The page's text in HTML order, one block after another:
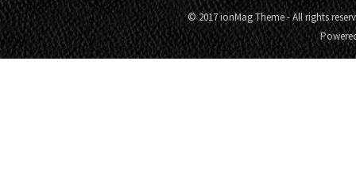
© 2017 ionMag Theme - All rights